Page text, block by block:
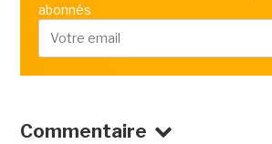
abonnés
Commentaire